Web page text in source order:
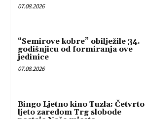
07.08.2026
“Semirove kobre” obilježile 34.
godišnjicu od formiranja ove
jedinice
07.08.2026
Bingo Ljetno kino Tuzla: Četvrto
ljeto zaredom Trg slobode